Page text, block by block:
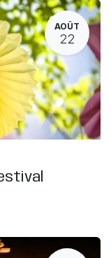
AOÛT
22